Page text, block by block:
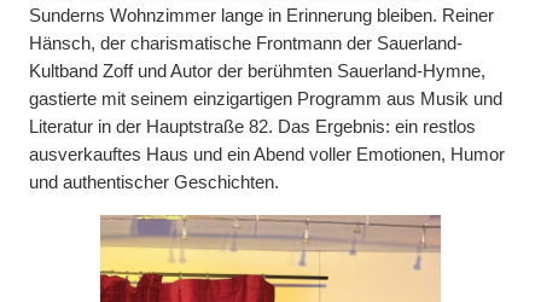
Sunderns Wohnzimmer lange in Erinnerung bleiben. Reiner
Hänsch, der charismatische Frontmann der Sauerland-
Kultband Zoff und Autor der berühmten Sauerland-Hymne,
gastierte mit seinem einzigartigen Programm aus Musik und
Literatur in der Hauptstraße 82. Das Ergebnis: ein restlos
ausverkauftes Haus und ein Abend voller Emotionen, Humor
und authentischer Geschichten.